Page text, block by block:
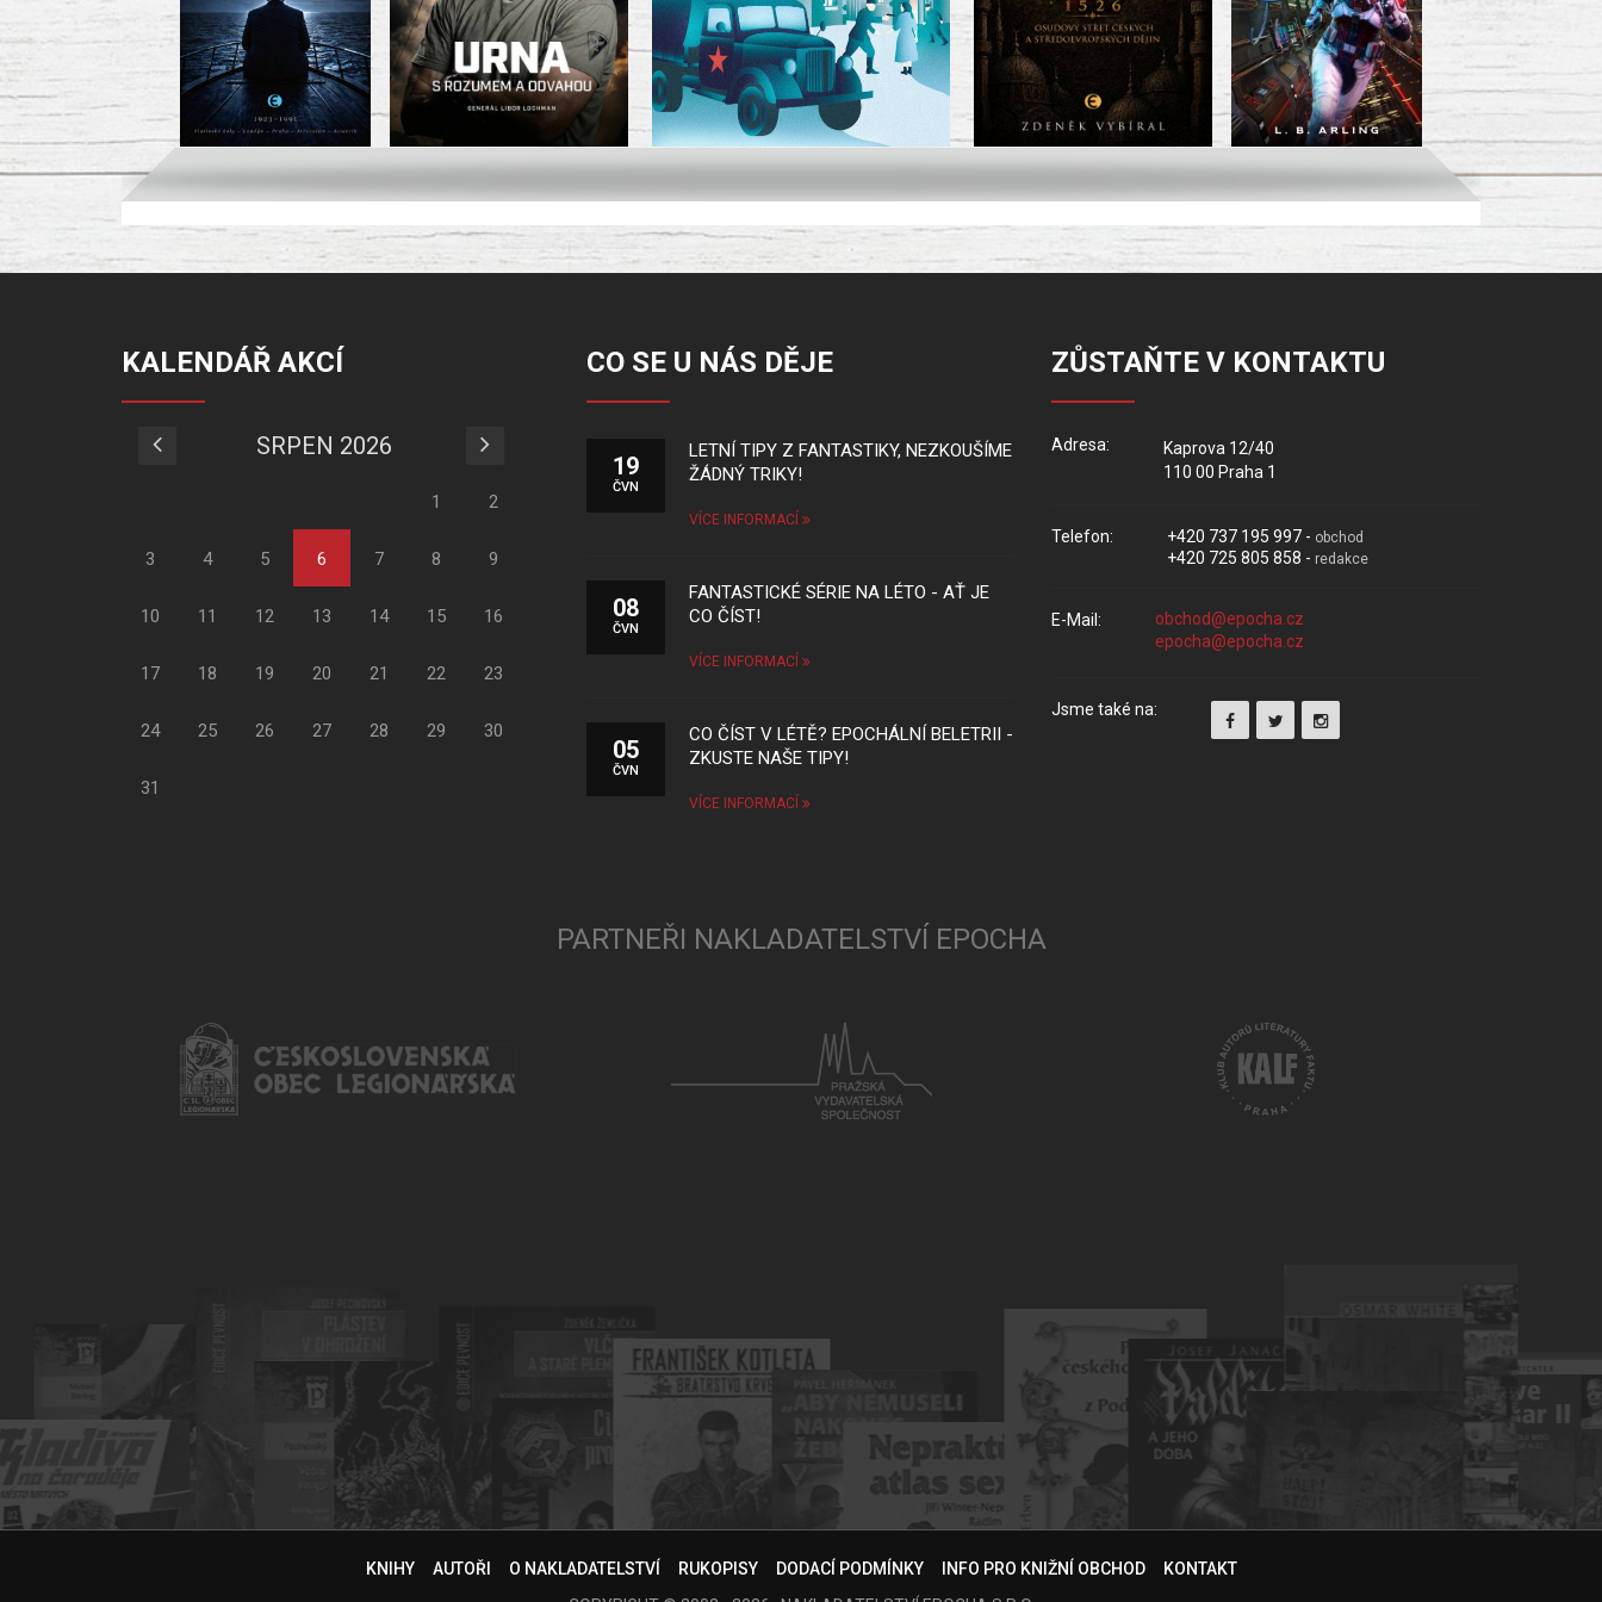
KALENDÁŘ AKCÍ
SRPEN 2026
1 2
3 4 5 6 7 8 9
10 11 12 13 14 15 16
17 18 19 20 21 22 23
24 25 26 27 28 29 30
31
CO SE U NÁS DĚJE
19
ČVN
LETNÍ TIPY Z FANTASTIKY, NEZKOUŠÍME
ŽÁDNÝ TRIKY!
VÍCE INFORMACÍ
08
ČVN
FANTASTICKÉ SÉRIE NA LÉTO - AŤ JE
CO ČÍST!
VÍCE INFORMACÍ
05
ČVN
CO ČÍST V LÉTĚ? EPOCHÁLNÍ BELETRII -
ZKUSTE NAŠE TIPY!
VÍCE INFORMACÍ
ZŮSTAŇTE V KONTAKTU
Adresa:
Kaprova 12/40
110 00 Praha 1
Telefon: +420 737 195 997 - obchod
+420 725 805 858 - redakce
E-Mail:
Jsme také na:
PARTNEŘI NAKLADATELSTVÍ EPOCHA
KNIHY AUTOŘI O NAKLADATELSTVÍ RUKOPISY DODACÍ PODMÍNKY INFO PRO KNIŽNÍ OBCHOD
KONTAKT